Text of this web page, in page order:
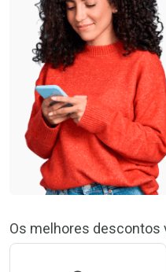
Os melhores descontos